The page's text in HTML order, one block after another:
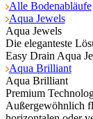
Alle Bodenabläufe
Aqua Jewels
Aqua Jewels
Die eleganteste
Easy Drain Aqua
Aqua Brilliant
Aqua Brilliant
Premium
Außergewöhnlich